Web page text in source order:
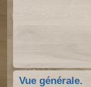
Vue générale.